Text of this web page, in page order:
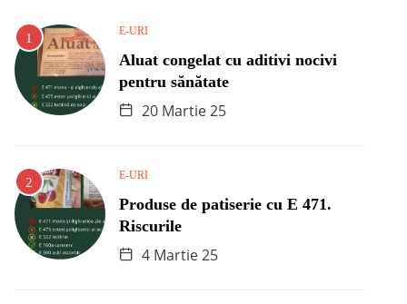
E-URI
Aluat congelat cu aditivi nocivi
pentru sănătate
20 Martie 25
E-URI
Produse de patiserie cu E 471.
Riscurile
4 Martie 25